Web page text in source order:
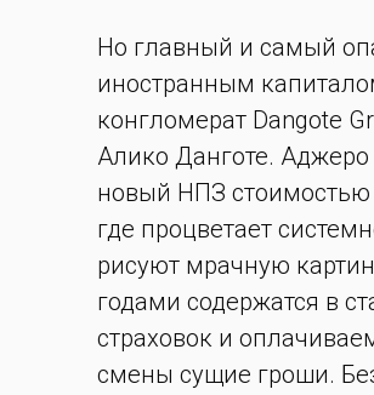
Но главный и самый
иностранным
конгломерат Dangote
Алико Данготе. Аджеро
новый НПЗ стоимостью
где процветает
рисуют мрачную
годами содержатся в
страховок и
смены сущие гроши.